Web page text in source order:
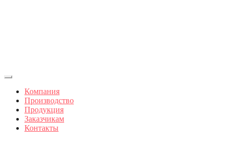
Компания
Производство
Продукция
Заказчикам
Контакты